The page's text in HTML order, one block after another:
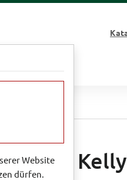
Patricia
Website
dürfen.